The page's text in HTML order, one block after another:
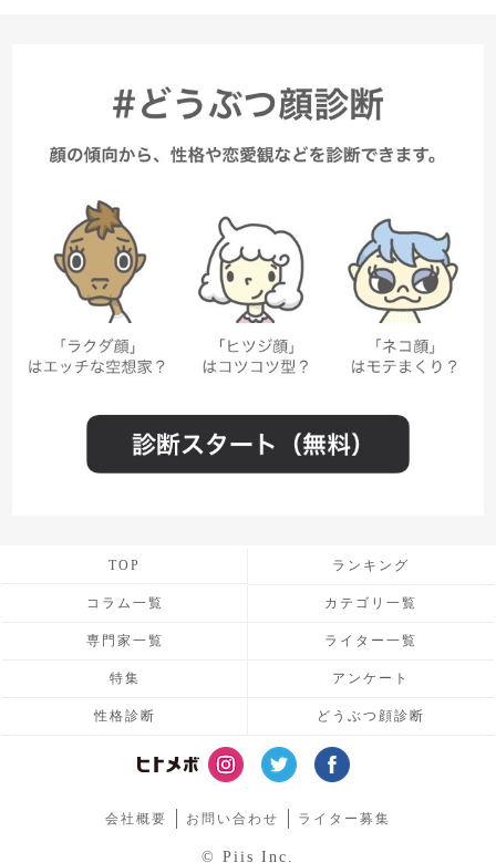
TOP ランキング
コラム一覧 カテゴリ一覧
専門家一覧 ライター一覧
特集 アンケート
性格診断 どうぶつ顔診断
会社概要 お問い合わせ ライター募集
© Piis Inc.